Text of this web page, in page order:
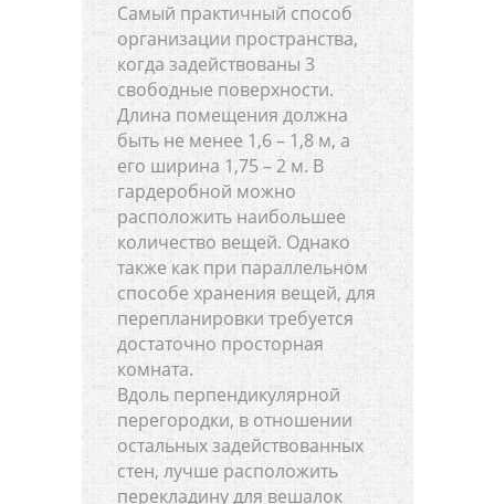
Самый практичный способ
организации пространства,
когда задействованы 3
свободные поверхности.
Длина помещения должна
быть не менее 1,6 – 1,8 м, а
его ширина 1,75 – 2 м. В
гардеробной можно
расположить наибольшее
количество вещей. Однако
также как при параллельном
способе хранения вещей, для
перепланировки требуется
достаточно просторная
комната.
Вдоль перпендикулярной
перегородки, в отношении
остальных задействованных
стен, лучше расположить
перекладину для вешалок